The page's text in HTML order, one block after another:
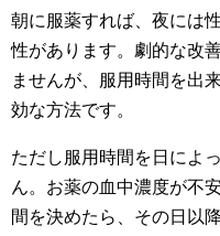
朝に服薬すれば、夜には
性があります。劇的な改
ませんが、服用時間を出
効な方法です。
ただし服用時間を日によ
ん。お薬の血中濃度が不
間を決めたら、その日以